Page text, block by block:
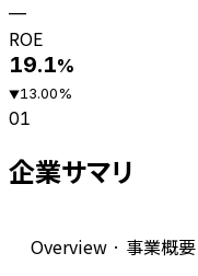
—
ROE
19.1%
▼13.00%
01
企業サマリ
Overview · 事業概要